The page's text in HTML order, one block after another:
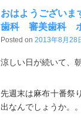
おはようござい
歯科 審美歯科
Posted on 2013年8月28
涼しい日が続いて、
先週末は麻布十番祭
出なんでしょうか。